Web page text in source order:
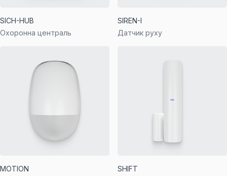
SICH-HUB
Охоронна централь
SIREN-I
Датчик руху
MOTION
SHIFT